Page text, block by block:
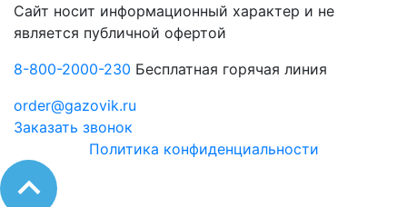
Сайт носит информационный характер и не
является публичной офертой
8-800-2000-230 Бесплатная горячая линия
order@gazovik.ru
Заказать звонок
Политика конфиденциальности